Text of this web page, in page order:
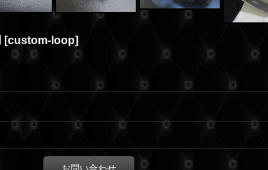
[custom-loop]